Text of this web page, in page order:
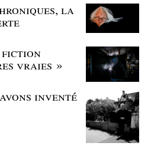
la
fiction
vraies »
inventé